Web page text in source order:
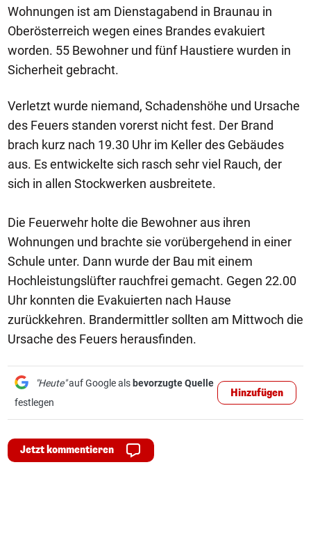
Wohnungen ist am Dienstagabend in Braunau in
Oberösterreich wegen eines Brandes evakuiert
worden. 55 Bewohner und fünf Haustiere wurden in
Sicherheit gebracht.
Verletzt wurde niemand, Schadenshöhe und Ursache
des Feuers standen vorerst nicht fest. Der Brand
brach kurz nach 19.30 Uhr im Keller des Gebäudes
aus. Es entwickelte sich rasch sehr viel Rauch, der
sich in allen Stockwerken ausbreitete.
Die Feuerwehr holte die Bewohner aus ihren
Wohnungen und brachte sie vorübergehend in einer
Schule unter. Dann wurde der Bau mit einem
Hochleistungslüfter rauchfrei gemacht. Gegen 22.00
Uhr konnten die Evakuierten nach Hause
zurückkehren. Brandermittler sollten am Mittwoch die
Ursache des Feuers herausfinden.
"Heute"auf Google als bevorzugte Quelle
festlegen
Hinzufügen
Jetzt kommentieren